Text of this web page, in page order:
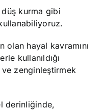
kurma gibi
olan hayal kavramını
kullanıldığı
zenginleştirmek
derinliğinde,